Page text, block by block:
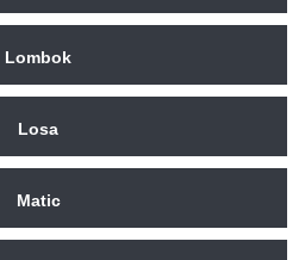
Lombok
Losa
Matic